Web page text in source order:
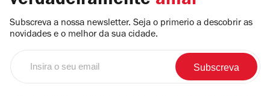
Subscreva a nossa newsletter. Seja o primerio a descobrir as
novidades e o melhor da sua cidade.